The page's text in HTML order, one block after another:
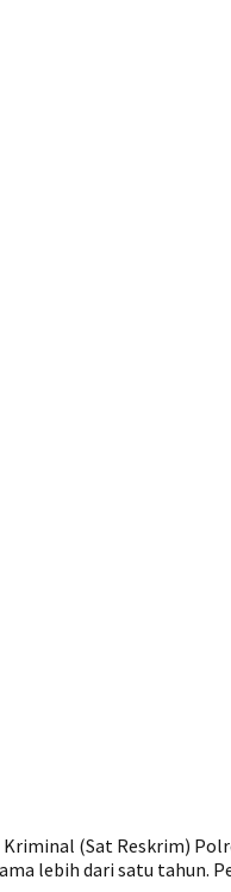
Kriminal (Sat Reskrim)
lebih dari satu tahun.